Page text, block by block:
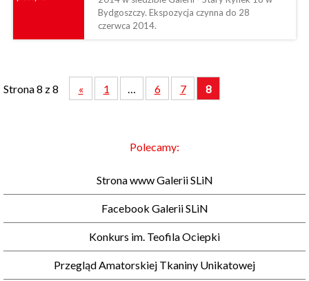
Bydgoszczy. Ekspozycja czynna do 28
czerwca 2014.
Strona 8 z 8 « 1 … 6 7 8
Polecamy:
Strona www Galerii SLiN
Facebook Galerii SLiN
Konkurs im. Teofila Ociepki
Przegląd Amatorskiej Tkaniny Unikatowej